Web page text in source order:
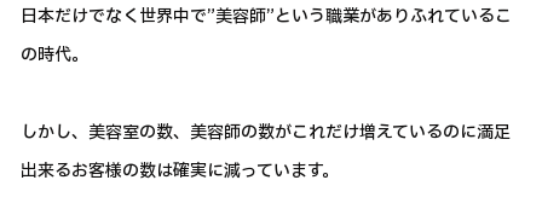
日本だけでなく世界中で”美容師”という職業がありふれているこ
の時代。
しかし、美容室の数、美容師の数がこれだけ増えているのに満足
出来るお客様の数は確実に減っています。